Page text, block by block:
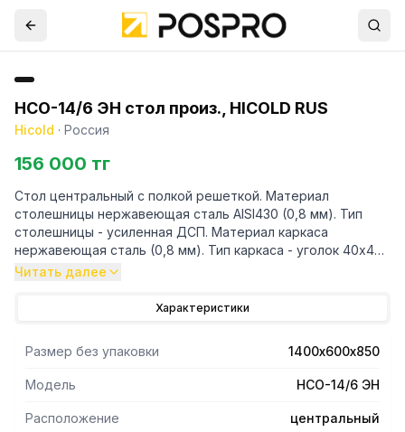
НСО-14/6 ЭН стол произ., HICOLD RUS
Hicold · Россия
156 000 тг
Стол центральный с полкой решеткой. Материал
столешницы нержавеющая сталь AISI430 (0,8 мм). Тип
столешницы - усиленная ДСП. Материал каркаса
нержавеющая сталь (0,8 мм). Тип каркаса - уголок 40х40
мм. Распределённая статическая нагрузка на стол 120 кг.
Изделие поставляется в разборе.
Читать далее
Характеристики
Размер без упаковки 1400х600х850
Модель НСО-14/6 ЭН
Расположение центральный